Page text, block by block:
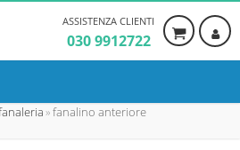
ASSISTENZA CLIENTI
030 9912722
fanalino anteriore